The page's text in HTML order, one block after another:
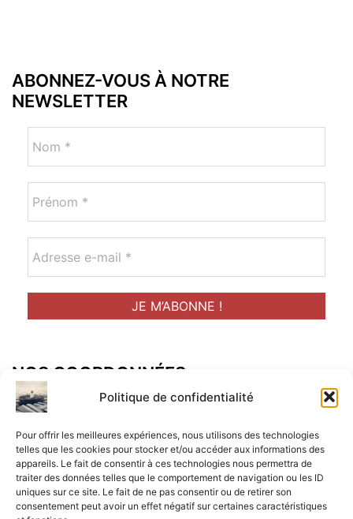
Politique de confidentialité
Pour offrir les meilleures expériences, nous utilisons des technologies
telles que les cookies pour stocker et/ou accéder aux informations des
appareils. Le fait de consentir à ces technologies nous permettra de
traiter des données telles que le comportement de navigation ou les ID
uniques sur ce site. Le fait de ne pas consentir ou de retirer son
consentement peut avoir un effet négatif sur certaines caractéristiques
ABONNEZ-VOUS À NOTRE
NEWSLETTER
NOS COORDONNÉES
Adresse postal :
ALCF
34 Rue René Brunen
33950 LEGE CAP-FERRET
Mail :